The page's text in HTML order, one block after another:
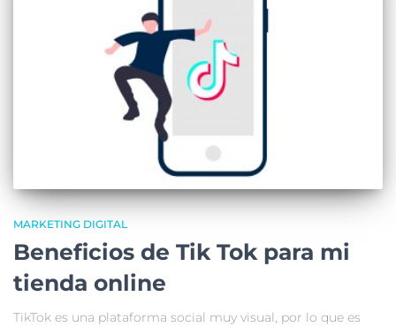
MARKETING DIGITAL
Beneficios de Tik Tok para mi
tienda online
TikTok es una plataforma social muy visual, por lo que es